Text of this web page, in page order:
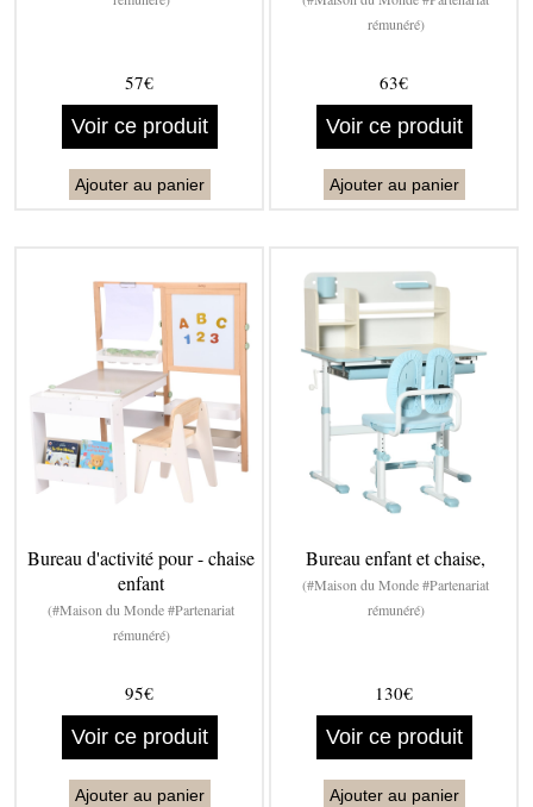
57€
Voir ce produit
Ajouter au panier
rémunéré)
63€
Voir ce produit
Ajouter au panier
Bureau d'activité pour - chaise
enfant
(#Maison du Monde #Partenariat
rémunéré)
95€
Voir ce produit
Ajouter au panier
Bureau enfant et chaise,
(#Maison du Monde #Partenariat
rémunéré)
130€
Voir ce produit
Ajouter au panier